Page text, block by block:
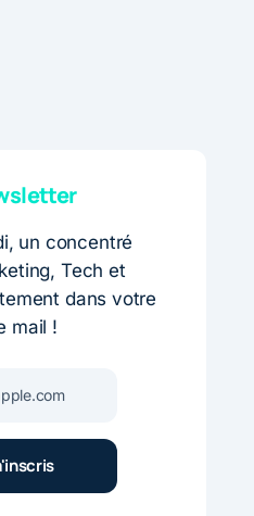
un concentré
Tech et
dans votre
mail !